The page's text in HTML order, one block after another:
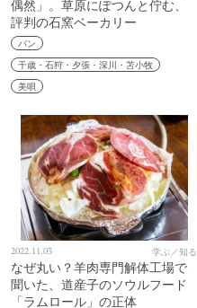
偶然」。草原にぽつんと佇む、
評判の石窯ベーカリー
パン
千歳・石狩・夕張・深川・苫小牧
美唄
2022.11.03 学ぶ／知る
なぜ丸い？羊肉専門解体工場で
聞いた、道産子のソウルフード
「ラムロール」の正体